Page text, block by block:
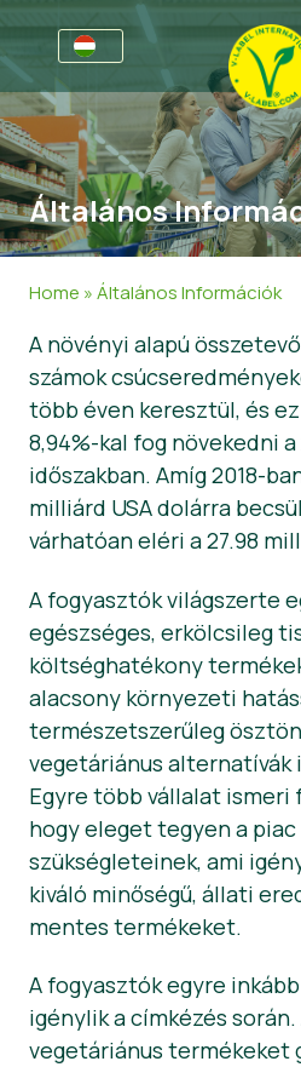
Vállalkozásoknak
Tájékoztató a gyártók
V-Label Webinars
Előnyöket
Resources
Szerezzen
Szektorok
Általános Információk
Élelmiszer
Kozmetikai termékek
Nem
Gasztronómia
FAQ
A fogyasztók számára
About Us
Lépjen kapcsolatba
Szerezzen
Jelentse a védjeggyel
Customer area
Hírek
Sajtóanyagok
Általános
Home »Általános Információk
A növényi alapú
számok
több éven keresztül, és
8,94%-kal fog növekedni
időszakban. Amíg 2018-
milliárd USA dolárra
várhatóan eléri a 27.98
A fogyasztók világszerte
egészséges, erkölcsileg
költséghatékony
alacsony környezeti
természetszerűleg
vegetáriánus
Egyre több vállalat ismeri
hogy eleget tegyen a piac
szükségleteinek, ami
kiváló minőségű, állati
mentes termékeket.
A fogyasztók egyre
igénylik a címkézés során.
vegetáriánus termékeket